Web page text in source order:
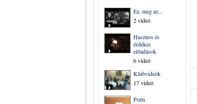
Ez, meg az...
2 videó
Hasznos és
érdekes
előadások
6 videó
Klubvideók
17 videó
Poén